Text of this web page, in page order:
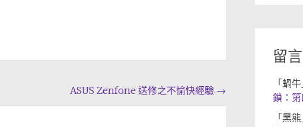
ASUS Zenfone 送修之不愉快經驗 →
留
「 蝸牛
鎖：
「 黑熊